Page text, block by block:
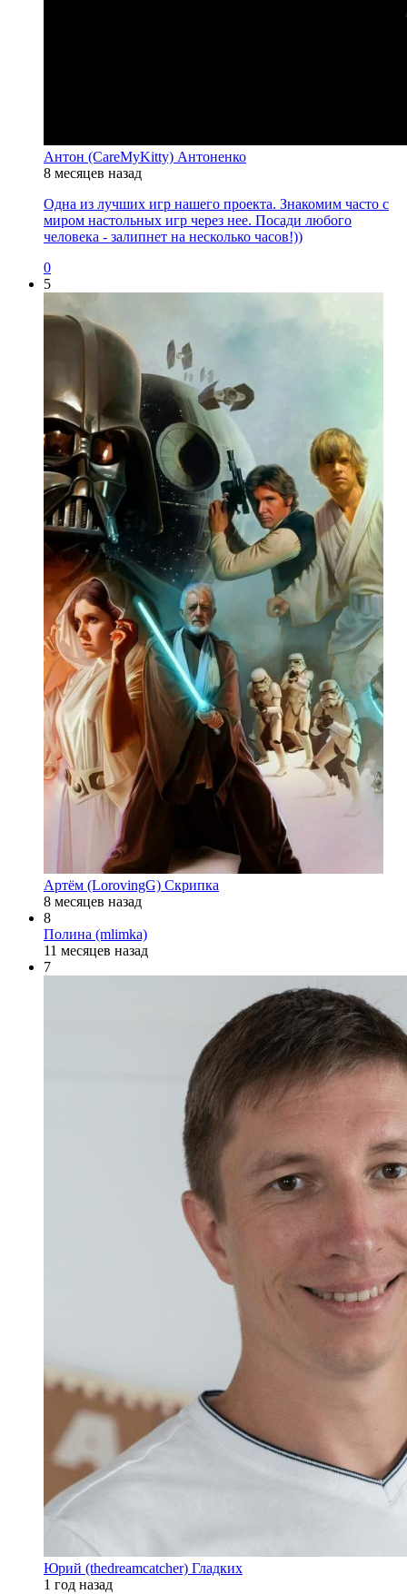
Антон (CareMyKitty) Антоненко
8 месяцев назад
Одна из лучших игр нашего проекта. Знакомим часто с
миром настольных игр через нее. Посади любого
человека - залипнет на несколько часов!))
0
5
Артём (LorovingG) Скрипка
8 месяцев назад
8
Полина (mlimka)
11 месяцев назад
7
Юрий (thedreamcatcher) Гладких
1 год назад